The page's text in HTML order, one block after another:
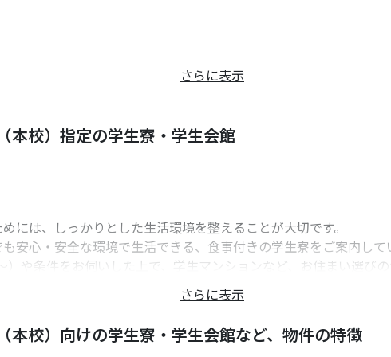
さらに表示
本校）指定の学生寮・学生会館
には、しっかりとした生活環境を整えることが大切です。
安心・安全な環境で生活できる、食事付きの学生寮をご案内して
や条件をお伺いした上で、学生マンションなど、お住まい選びの
さらに表示
本校）向けの学生寮・学生会館など、物件の特徴